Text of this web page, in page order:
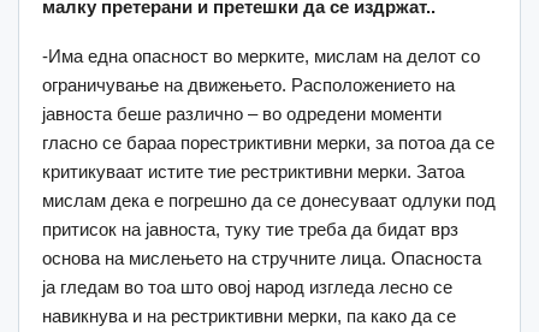
малку претерани и претешки да се издржат..
-Има една опасност во мерките, мислам на делот со
ограничување на движењето. Расположението на
јавноста беше различно – во одредени моменти
гласно се бараа порестриктивни мерки, за потоа да се
критикуваат истите тие рестриктивни мерки. Затоа
мислам дека е погрешно да се донесуваат одлуки под
притисок на јавноста, туку тие треба да бидат врз
основа на мислењето на стручните лица. Опасноста
ја гледам во тоа што овој народ изгледа лесно се
навикнува и на рестриктивни мерки, па како да се